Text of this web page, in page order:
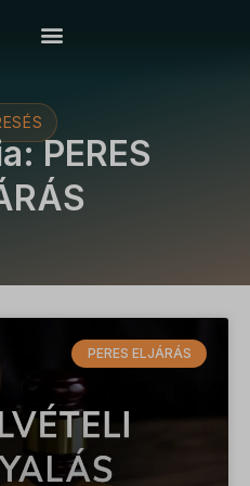
PERES
PERES ELJÁRÁS